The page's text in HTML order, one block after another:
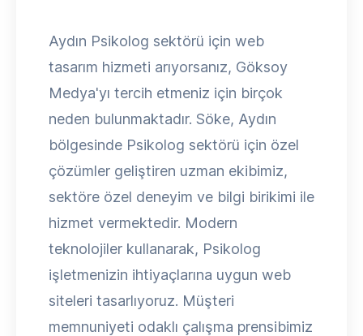
Aydın Psikolog sektörü için web
tasarım hizmeti arıyorsanız, Göksoy
Medya'yı tercih etmeniz için birçok
neden bulunmaktadır. Söke, Aydın
bölgesinde Psikolog sektörü için özel
çözümler geliştiren uzman ekibimiz,
sektöre özel deneyim ve bilgi birikimi ile
hizmet vermektedir. Modern
teknolojiler kullanarak, Psikolog
işletmenizin ihtiyaçlarına uygun web
siteleri tasarlıyoruz. Müşteri
memnuniyeti odaklı çalışma prensibimiz